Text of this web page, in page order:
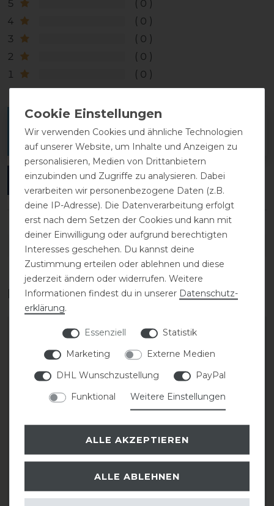
5
0
4
0
3
0
2
0
1
0
Melde dich an, um eine Kundenrezension zu
ANMELDEN
DETAILS ZUR PRODUKTSICHERHEIT
Das perfekte Zubehör für dich
KASK Helmrucksack
35,00 € *
KASK Grooms 26L
Wir verwenden Cookies und ähnliche Technologien
auf unserer Website, um Inhalte und Anzeigen zu
personalisieren, Medien von Drittanbietern
einzubinden und Zugriffe zu analysieren. Dabei
verarbeiten wir personenbezogene Daten (z.B.
deine IP-Adresse). Die Datenverarbeitung erfolgt
erst nach dem Setzen der Cookies und kann mit
deiner Einwilligung oder aufgrund berechtigten
Interesses geschehen. Du kannst deine
Zustimmung erteilen oder ablehnen und diese
jederzeit ändern oder widerrufen. Weitere
Informationen findest du in unserer Daten­schutz­
erklärung.
Essenziell
Statistik
Marketing
Externe Medien
DHL Wunschzustellung
PayPal
Funktional
Weitere Einstellungen
ALLE AKZEPTIEREN
ALLE ABLEHNEN